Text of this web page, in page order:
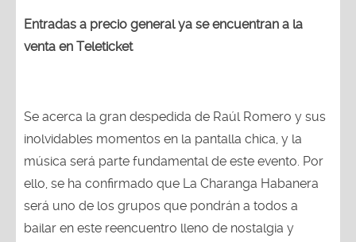
Entradas a precio general ya se encuentran a la
venta en Teleticket
Se acerca la gran despedida de Raúl Romero y sus
inolvidables momentos en la pantalla chica, y la
música será parte fundamental de este evento. Por
ello, se ha confirmado que La Charanga Habanera
será uno de los grupos que pondrán a todos a
bailar en este reencuentro lleno de nostalgia y